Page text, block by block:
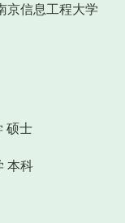
京信息工程大学
硕士
本科